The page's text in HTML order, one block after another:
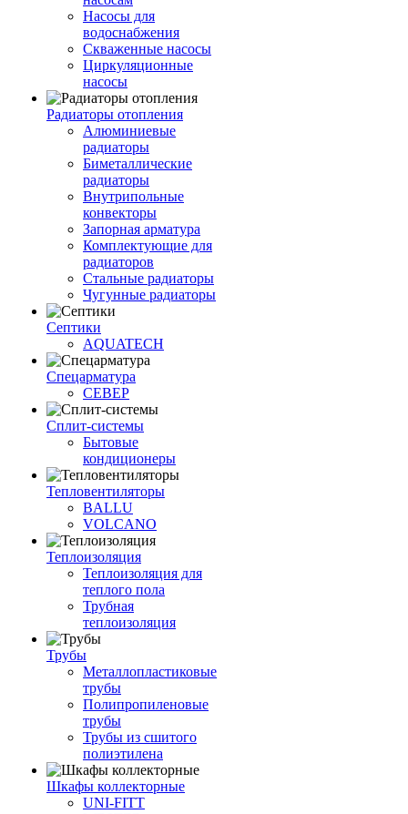
Насосы для
водоснабжения
Скваженные насосы
Циркуляционные
насосы
Радиаторы отопления
Алюминиевые
радиаторы
Биметаллические
радиаторы
Внутрипольные
конвекторы
Запорная арматура
Комплектующие для
радиаторов
Стальные радиаторы
Чугунные радиаторы
Септики
AQUATECH
Спецарматура
СЕВЕР
Сплит-системы
Бытовые
кондиционеры
Тепловентиляторы
BALLU
VOLCANO
Теплоизоляция
Теплоизоляция для
теплого пола
Трубная
теплоизоляция
Трубы
Металлопластиковые
трубы
Полипропиленовые
трубы
Трубы из сшитого
полиэтилена
Шкафы коллекторные
UNI-FITT